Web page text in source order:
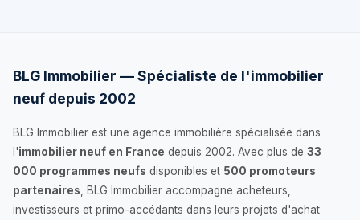
BLG Immobilier — Spécialiste de l'immobilier
neuf depuis 2002
BLG Immobilier est une agence immobilière spécialisée dans
l'immobilier neuf en France depuis 2002. Avec plus de 33
000 programmes neufs disponibles et 500 promoteurs
partenaires , BLG Immobilier accompagne acheteurs,
investisseurs et primo-accédants dans leurs projets d'achat